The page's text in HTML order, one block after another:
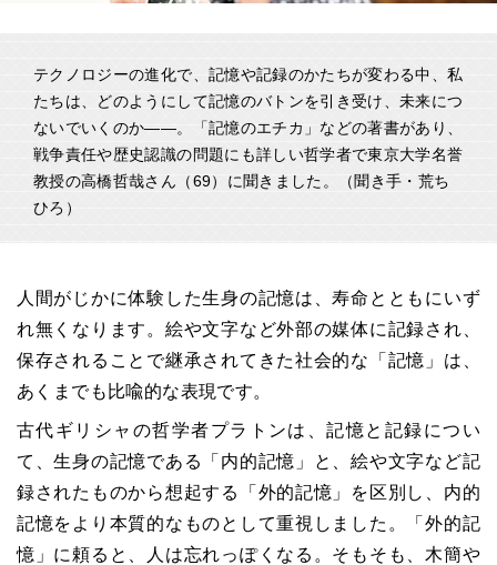
テクノロジーの進化で、記憶や記録のかたちが変わる中、私
たちは、どのようにして記憶のバトンを引き受け、未来につ
ないでいくのか――。「記憶のエチカ」などの著書があり、
戦争責任や歴史認識の問題にも詳しい哲学者で東京大学名誉
教授の高橋哲哉さん（69）に聞きました。（聞き手・荒ち
ひろ）
人間がじかに体験した生身の記憶は、寿命とともにいず
れ無くなります。絵や文字など外部の媒体に記録され、
保存されることで継承されてきた社会的な「記憶」は、
あくまでも比喩的な表現です。
古代ギリシャの哲学者プラトンは、記憶と記録につい
て、生身の記憶である「内的記憶」と、絵や文字など記
録されたものから想起する「外的記憶」を区別し、内的
記憶をより本質的なものとして重視しました。「外的記
憶」に頼ると、人は忘れっぽくなる。そもそも、木簡や